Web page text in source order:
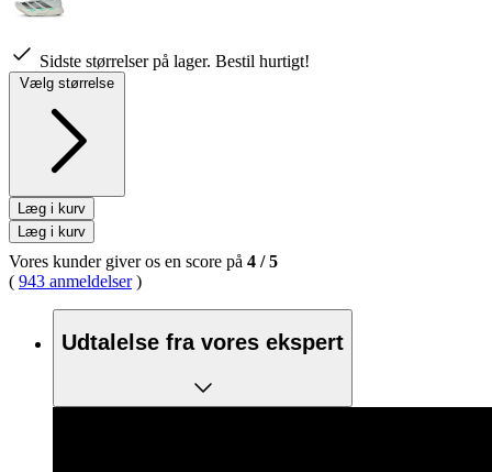
Sidste størrelser på lager. Bestil hurtigt!
Vælg størrelse
Læg i kurv
Læg i kurv
Vores kunder giver os en score på 4 /5
( 943 anmeldelser)
Udtalelse fra vores ekspert